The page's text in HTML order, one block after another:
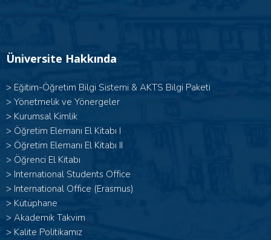
Üniversite Hakkında
> Eğitim-Öğretim Bilgi Sistemi & AKTS Bilgi Paketi
> Yönetmelik ve Yönergeler
> Kurumsal Kimlik
> Öğretim Elemanı El Kitabı I
> Öğretim Elemanı El Kitabı II
> Öğrenci El Kitabı
> International Students Office
> International Office (Erasmus)
> Kütüphane
> Akademik Takvim
> Kalite Politikamız